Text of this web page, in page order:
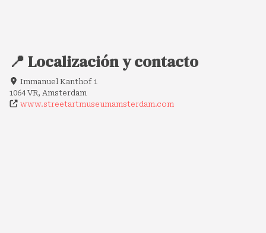
📍 Localización y contacto
Immanuel Kanthof 1
1064 VR, Amsterdam
www.streetartmuseumamsterdam.com